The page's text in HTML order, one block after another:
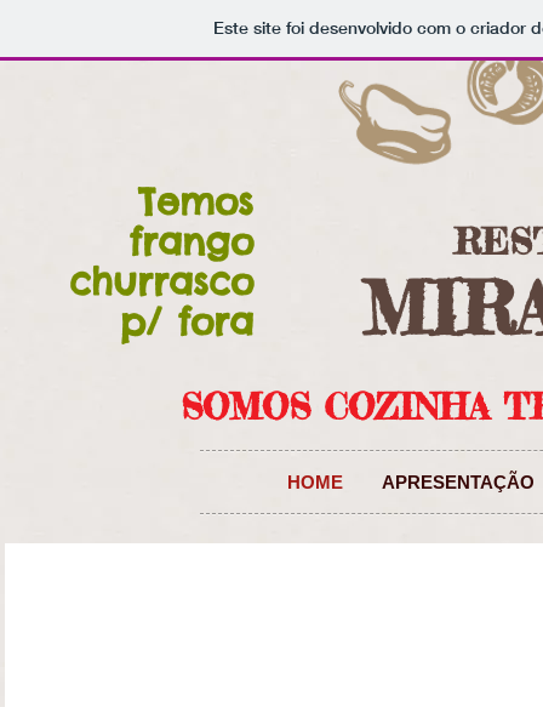
Este site foi desenvolvido com o criador
Temos
frango
churrasco
p/ fora
SOMOS COZINHA
HOME APRESENTAÇÃO